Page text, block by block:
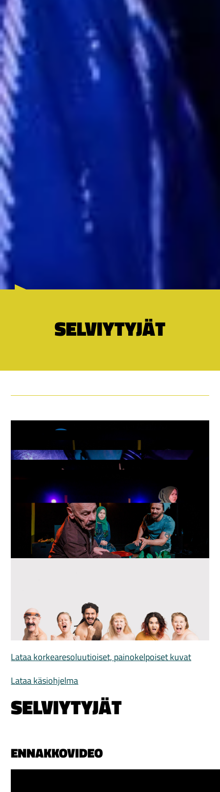
SELVIYTYJÄT
Lataa korkearesoluutioiset, painokelpoiset kuvat
Lataa käsiohjelma
SELVIYTYJÄT
ENNAKKOVIDEO